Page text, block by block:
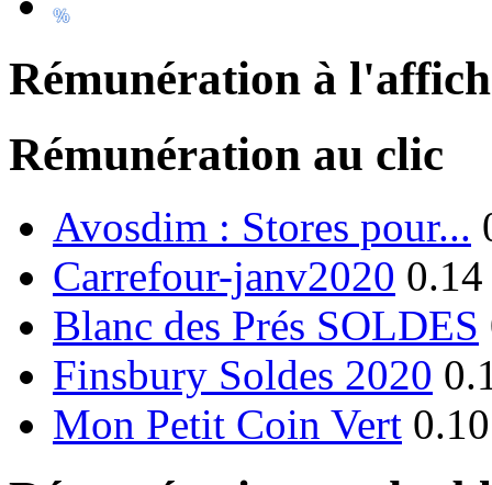
Rémunération à
Rémunération au clic
Avosdim : Stores pour...
Carrefour-janv2020
Blanc des Prés SOLDES
Finsbury Soldes 2020
Mon Petit Coin Vert